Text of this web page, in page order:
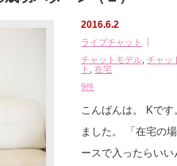
2016.6.2
ライブチャット
チャットモデル チャッ
ト
在宅
9件
こんばんは。 Kです
ました。 「在宅の
ースで入ったらい